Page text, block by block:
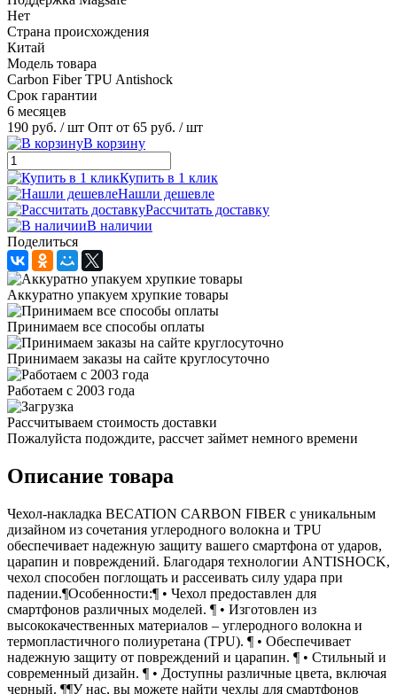
Нет
Страна происхождения
Китай
Модель товара
Carbon Fiber TPU Antishock
Срок гарантии
6 месяцев
190 руб. / шт Опт от 65 руб. / шт
В корзину
Купить в 1 клик
Нашли дешевле
Рассчитать доставку
В наличии
Поделиться
Аккуратно упакуем хрупкие товары
Принимаем все способы оплаты
Принимаем заказы на сайте круглосуточно
Работаем с 2003 года
Рассчитываем стоимость доставки
Пожалуйста подождите, рассчет займет немного времени
Описание товара
Чехол-накладка BECATION CARBON FIBER с уникальным
дизайном из сочетания углеродного волокна и TPU
обеспечивает надежную защиту вашего смартфона от ударов,
царапин и повреждений. Благодаря технологии ANTISHOCK,
чехол способен поглощать и рассеивать силу удара при
падении.¶Особенности:¶ • Чехол предоставлен для
смартфонов различных моделей. ¶ • Изготовлен из
высококачественных материалов – углеродного волокна и
термопластичного полиуретана (TPU). ¶ • Обеспечивает
надежную защиту от повреждений и царапин. ¶ • Стильный и
современный дизайн. ¶ • Доступны различные цвета, включая
черный. ¶¶У нас, вы можете найти чехлы для смартфонов